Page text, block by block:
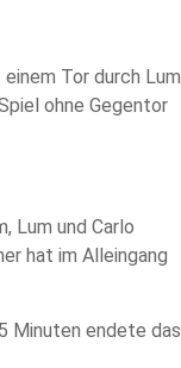
Tor durch Lum
ohne Gegentor
Lum und Carlo
hat im Alleingang
Minuten endete das